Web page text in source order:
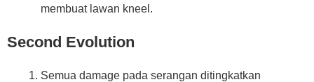
membuat lawan kneel.
Second Evolution
Semua damage pada serangan ditingkatkan